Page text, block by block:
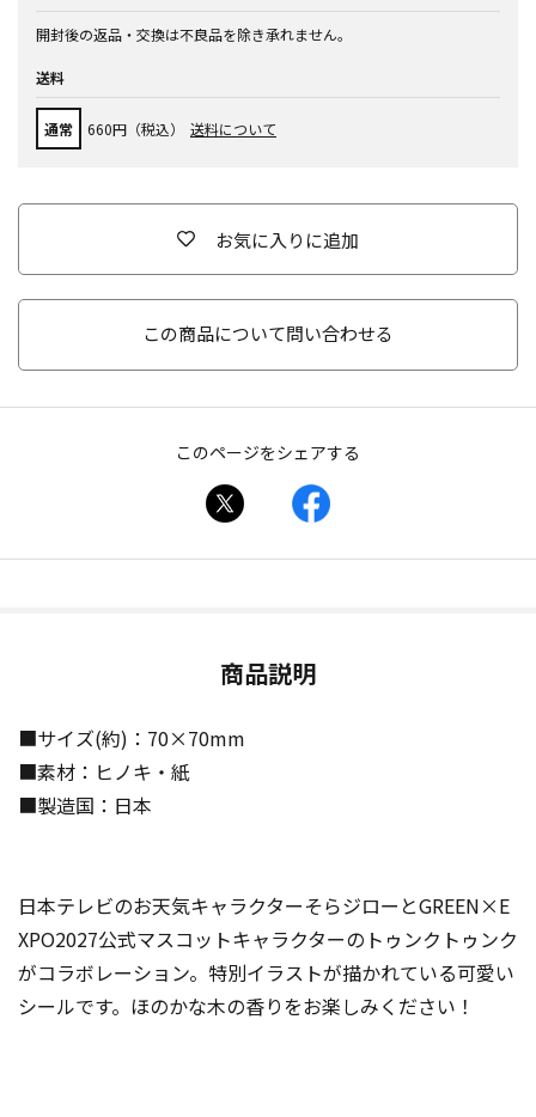
開封後の返品・交換は不良品を除き承れません。
送料
通常 660円（税込） 送料について
お気に入りに追加
この商品について問い合わせる
このページをシェアする
商品説明
■サイズ(約)：70×70mm
■素材：ヒノキ・紙
■製造国：日本
日本テレビのお天気キャラクターそらジローとGREEN×E
XPO2027公式マスコットキャラクターのトゥンクトゥンク
がコラボレーション。特別イラストが描かれている可愛い
シールです。ほのかな木の香りをお楽しみください！